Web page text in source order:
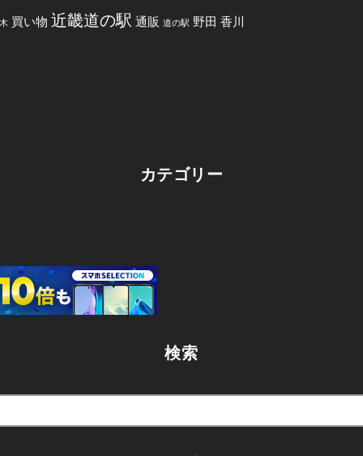
買い物 近畿道の駅 通販 道の駅 野田 香川
カテゴリー
検索